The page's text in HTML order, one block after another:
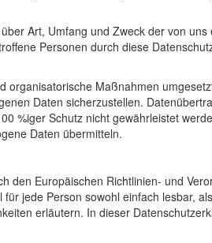
Art, Umfang und Zweck der von
Personen durch diese
organisatorische Maßnahmen
Daten sicherzustellen.
%iger Schutz nicht gewährleistet
Daten übermitteln.
den Europäischen Richtlinien- und
jede Person sowohl einfach lesbar,
erläutern. In dieser